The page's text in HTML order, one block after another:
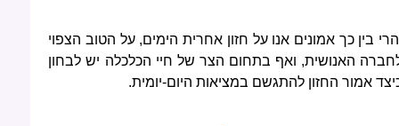
בין כך אמונים אנו על חזון אחרית הימים, על הטוב הצפוי
האנושית, ואף בתחום הצר של חיי הכלכלה יש לבחון
אמור החזון להתגשם במציאות היום-יומית.